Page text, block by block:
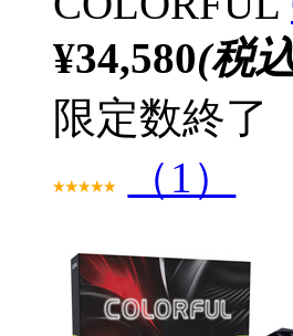
¥34,580(税
限定数終了
（1）